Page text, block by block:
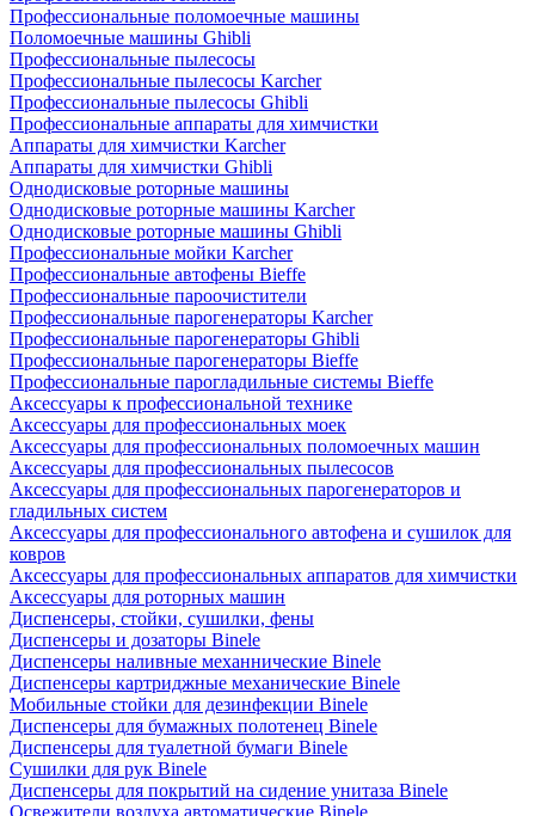
Профессиональные поломоечные машины
Поломоечные машины Ghibli
Профессиональные пылесосы
Профессиональные пылесосы Karcher
Профессиональные пылесосы Ghibli
Профессиональные аппараты для химчистки
Аппараты для химчистки Karcher
Аппараты для химчистки Ghibli
Однодисковые роторные машины
Однодисковые роторные машины Karcher
Однодисковые роторные машины Ghibli
Профессиональные мойки Karcher
Профессиональные автофены Bieffe
Профессиональные пароочистители
Профессиональные парогенераторы Karcher
Профессиональные парогенераторы Ghibli
Профессиональные парогенераторы Bieffe
Профессиональные парогладильные системы Bieffe
Аксессуары к профессиональной технике
Аксессуары для профессиональных моек
Аксессуары для профессиональных поломоечных машин
Аксессуары для профессиональных пылесосов
Аксессуары для профессиональных парогенераторов и
гладильных систем
Аксессуары для профессионального автофена и сушилок для
ковров
Аксессуары для профессиональных аппаратов для химчистки
Аксессуары для роторных машин
Диспенсеры, стойки, сушилки, фены
Диспенсеры и дозаторы Binele
Диспенсеры наливные механнические Binele
Диспенсеры картриджные механические Binele
Мобильные стойки для дезинфекции Binele
Диспенсеры для бумажных полотенец Binele
Диспенсеры для туалетной бумаги Binele
Сушилки для рук Binele
Диспенсеры для покрытий на сидение унитаза Binele
Освежители воздуха автоматические Binele